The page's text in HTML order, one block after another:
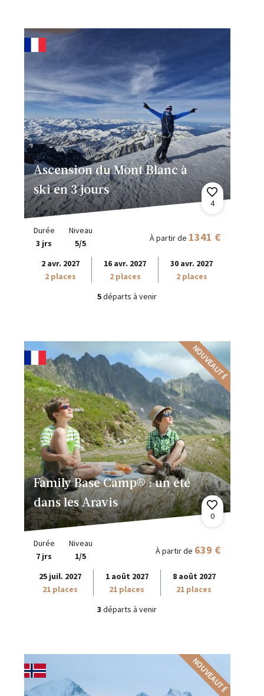
Ascension du Mont Blanc à
ski en 3 jours
4
Durée
3 jrs
Niveau
5/5
À partir de 1341 €
2 avr. 2027
2 places
16 avr. 2027
2 places
30 avr. 2027
2 places
5départs à venir
NOUVEAUTÉ
Family Base Camp® : un été
dans les Aravis
0
Durée
7 jrs
Niveau
1/5
À partir de 639 €
25 juil. 2027
21 places
1 août 2027
21 places
8 août 2027
21 places
3 départs à venir
NOUVEAUTÉ